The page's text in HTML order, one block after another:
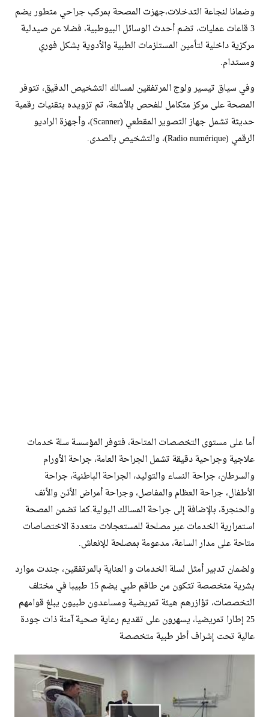
وضمانا لنجاعة التدخلات،جهزت المصحة بمركب جراحي متطور يضم
3 قاعات عمليات، تضم أحدث الوسائل البيوطبية، فضلا عن صيدلية
مركزية داخلية لتأمين المستلزمات الطبية والأدوية بشكل فوري
ومستدام.
​وفي سياق تيسير ولوج المرتفقين لمسالك التشخيص الدقيق، تتوفر
المصحة على مركز متكامل للفحص بالأشعة، تم تزويده بتقنيات رقمية
حديثة تشمل جهاز التصوير المقطعي (Scanner)، وأجهزة الراديو
الرقمي (Radio numérique)، والتشخيص بالصدى.
أما على مستوى التخصصات المتاحة، فتوفر المؤسسة سلة خدمات
علاجية وجراحية دقيقة تشمل الجراحة العامة، جراحة الأورام
والسرطان، جراحة النساء والتوليد، الجراحة الباطنية، جراحة
الأطفال، جراحة العظام والمفاصل، وجراحة أمراض الأذن والأنف
والحنجرة، بالإضافة إلى جراحة المسالك البولية.كما تضمن المصحة
استمرارية الخدمات عبر مصلحة للمستعجلات متعددة الاختصاصات
متاحة على مدار الساعة، مدعومة بمصلحة للإنعاش.
​ولضمان تدبير أمثل لسلة الخدمات و العناية بالمرتفقين، جندت موارد
بشرية متخصصة تتكون من طاقم طبي يضم 15 طبيبا في مختلف
التخصصات، تؤازرهم هيئة تمريضية ومساعدون طبيون يبلغ قوامهم
25 إطارا تمريضيا، يسهرون على تقديم رعاية صحية آمنة ذات جودة
عالية تحت إشراف أطر طبية متخصصة